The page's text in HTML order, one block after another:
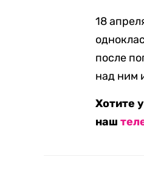
18
после
над ним
Хотите
наш